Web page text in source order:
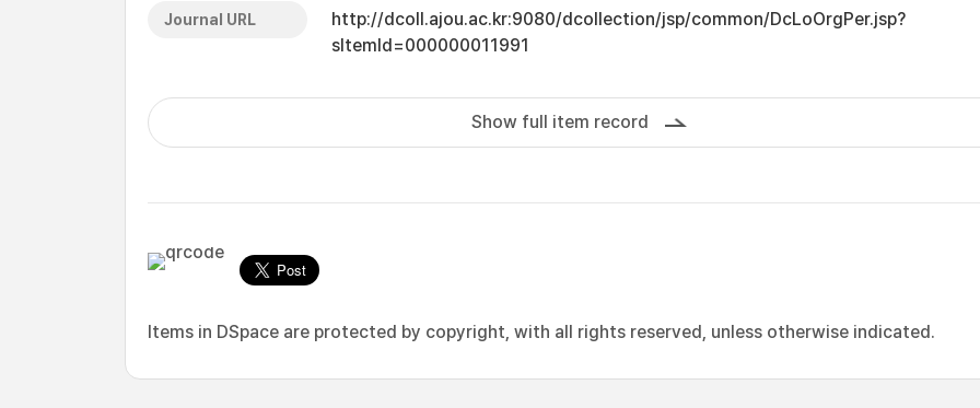
Journal URL
http://dcoll.ajou.ac.kr:9080/dcollection/jsp/common/DcLoOrgPer.jsp?
sItemId=000000011991
Show full item record
Items in DSpace are protected by copyright, with all rights reserved, unless otherwise indicated.